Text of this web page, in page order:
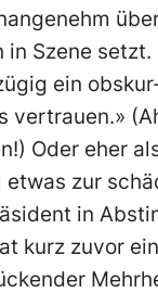
Szene
ein
Oder eher
zur
in
kurz zuvor